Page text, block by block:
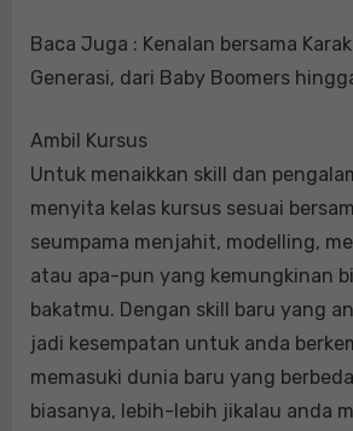
Baca Juga : Kenalan bersama
Generasi, dari Baby Boomers
Ambil Kursus
Untuk menaikkan skill dan
menyita kelas kursus sesuai
seumpama menjahit, modelling,
atau apa-pun yang kemungkinan
bakatmu. Dengan skill baru yang
jadi kesempatan untuk anda
memasuki dunia baru yang
biasanya, lebih-lebih jikalau anda